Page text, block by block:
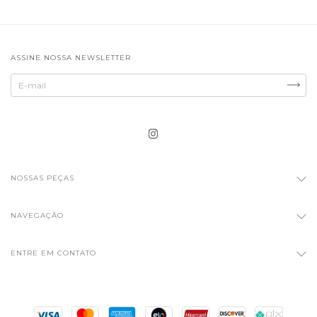
ASSINE NOSSA NEWSLETTER
NOSSAS PEÇAS
NAVEGAÇÃO
ENTRE EM CONTATO